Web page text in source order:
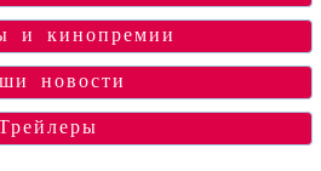
и кинопремии
новости